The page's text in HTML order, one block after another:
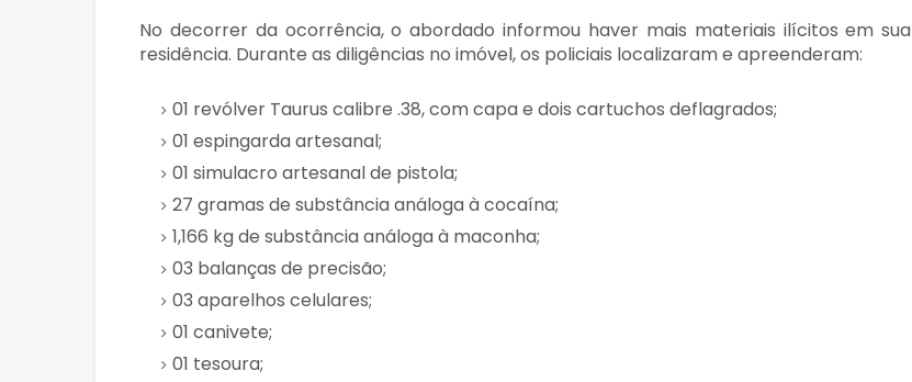
No decorrer da ocorrência, o abordado informou haver mais materiais ilícitos em sua
residência. Durante as diligências no imóvel, os policiais localizaram e apreenderam:
01 revólver Taurus calibre .38, com capa e dois cartuchos deflagrados;
01 espingarda artesanal;
01 simulacro artesanal de pistola;
27 gramas de substância análoga à cocaína;
1,166 kg de substância análoga à maconha;
03 balanças de precisão;
03 aparelhos celulares;
01 canivete;
01 tesoura;